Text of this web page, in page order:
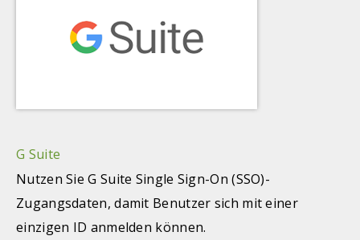
G Suite
Nutzen Sie G Suite Single Sign-On (SSO)-
Zugangsdaten, damit Benutzer sich mit einer
einzigen ID anmelden können.